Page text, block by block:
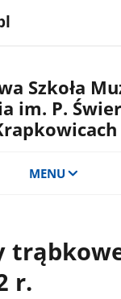
Szkoła
im. P.
MENU
r.